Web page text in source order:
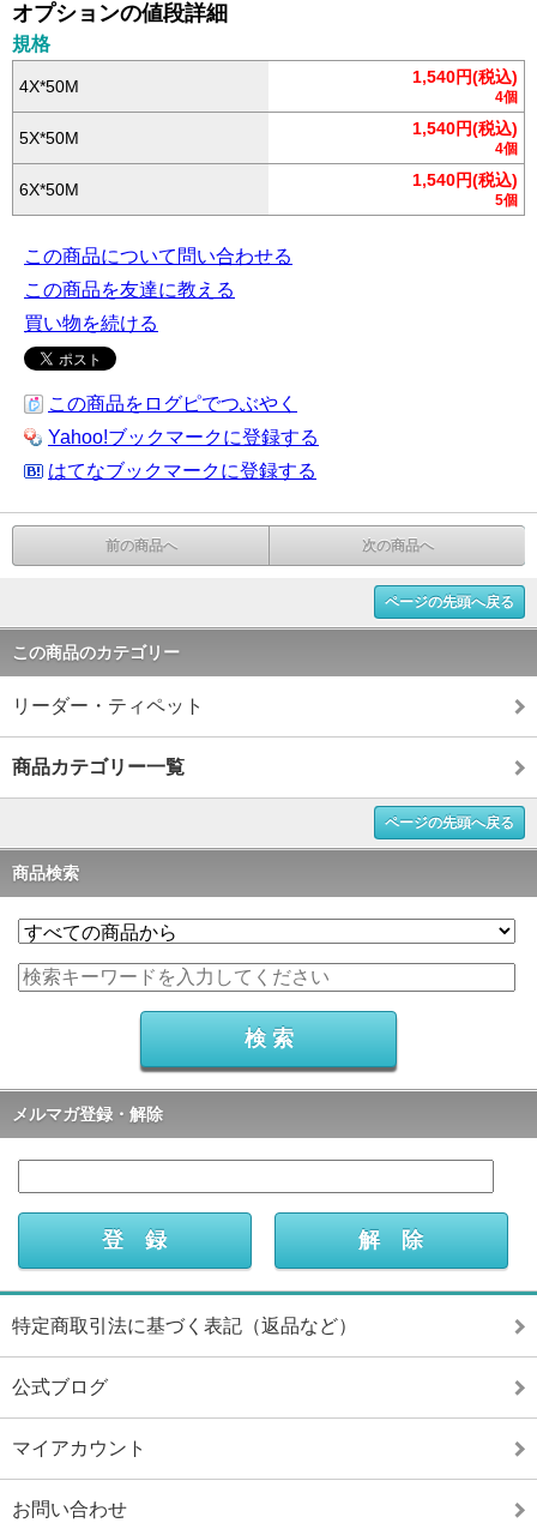
オプションの値段詳細
規格
4X*50M 1,540円(税込)
4個
5X*50M 1,540円(税込)
4個
6X*50M 1,540円(税込)
5個
この商品について問い合わせる
この商品を友達に教える
買い物を続ける
この商品をログピでつぶやく
Yahoo!ブックマークに登録する
はてなブックマークに登録する
前の商品へ 次の商品へ
ページの先頭へ戻る
この商品のカテゴリー
リーダー・ティペット
商品カテゴリー一覧
ページの先頭へ戻る
商品検索
メルマガ登録・解除
特定商取引法に基づく表記（返品など）
公式ブログ
マイアカウント
お問い合わせ